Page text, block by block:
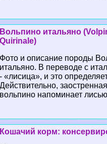
Вольпино итальяно
Quirinale)
Фото и описание породы
итальяно. В переводе с
- «лисица», и это
Действительно,
вольпино напоминает
Кошачий корм: